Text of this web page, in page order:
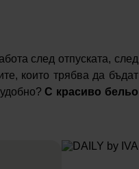
след отпуската, след
които трябва да бъдат
С красиво бельо